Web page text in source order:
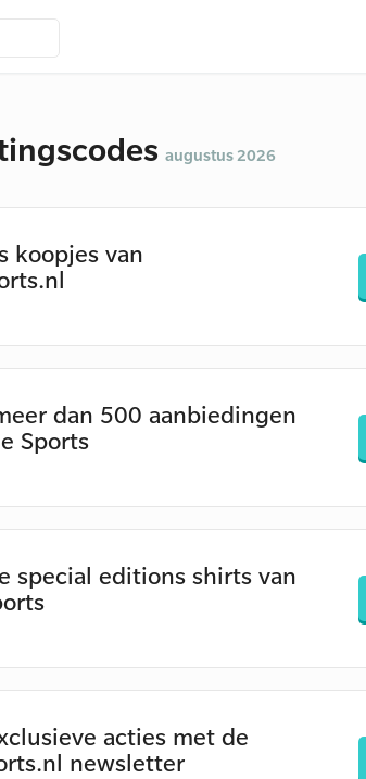
augustus 2026
koopjes van
dan 500 aanbiedingen
Sports
special editions shirts van
acties met de
newsletter